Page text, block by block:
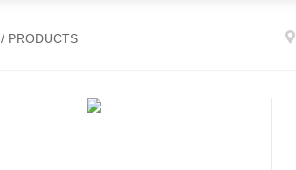
/ PRODUCTS